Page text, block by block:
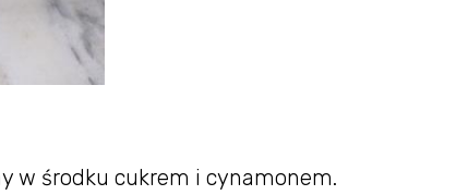
w środku cukrem i cynamonem.